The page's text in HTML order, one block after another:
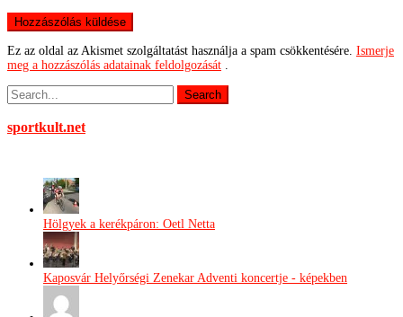
Ez az oldal az Akismet szolgáltatást használja a spam csökkentésére. Ismerje
meg a hozzászólás adatainak feldolgozását
sportkult.net
Hölgyek a kerékpáron: Oetl Netta
Kaposvár Helyőrségi Zenekar Adventi koncertje - képekben